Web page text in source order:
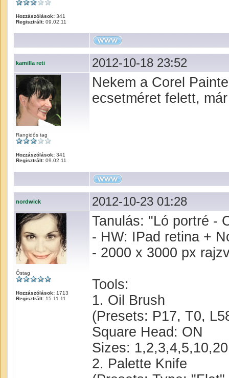
Hozzászólások: 341
Regisztrált: 09.02.11
kamilla reti 2012-10-18 23:52
Rangidős tag
Hozzászólások: 341
Regisztrált: 09.02.11
Nekem a Corel
ecsetméret felett,
nordwick 2012-10-23 01:28
Őstag
Hozzászólások: 1713
Regisztrált: 15.11.11
Tanulás: "Ló portré -
- HW: IPad retina +
- 2000 x 3000 px
Tools:
1. Oil Brush
(Presets: P17, T0,
Square Head: ON
Sizes:
2. Palette Knife